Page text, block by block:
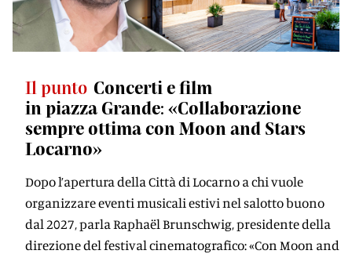
Il punto Concerti e film
in piazza Grande: «Collaborazione
sempre ottima con Moon and Stars
Locarno»
Dopo l’apertura della Città di Locarno a chi vuole
organizzare eventi musicali estivi nel salotto buono
dal 2027, parla Raphaël Brunschwig, presidente della
direzione del festival cinematografico: «Con Moon and